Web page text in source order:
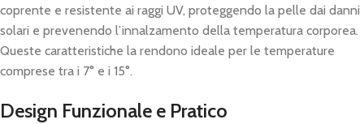
coprente e resistente ai raggi UV, proteggendo la pelle dai danni
solari e prevenendo l’innalzamento della temperatura corporea.
Queste caratteristiche la rendono ideale per le temperature
comprese tra i 7° e i 15°.
Design Funzionale e Pratico